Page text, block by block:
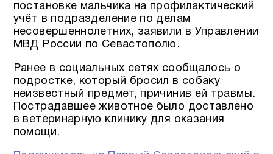
постановке мальчика на профилактический
учёт в подразделение по делам
несовершеннолетних, заявили в Управлении
МВД России по Севастополю.
Ранее в социальных сетях сообщалось о
подростке, который бросил в собаку
неизвестный предмет, причинив ей травмы.
Пострадавшее животное было доставлено
в ветеринарную клинику для оказания
помощи.